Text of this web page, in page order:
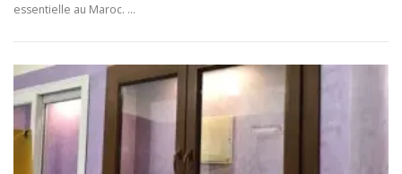
essentielle au Maroc. …